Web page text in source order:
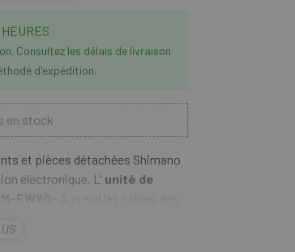
Consultez les délais de livraison
d'expédition.
en stock
et pièces détachées Shimano
électronique. L' unité de
EW90-
A prend les câbles des
les multiples STI à la jonction